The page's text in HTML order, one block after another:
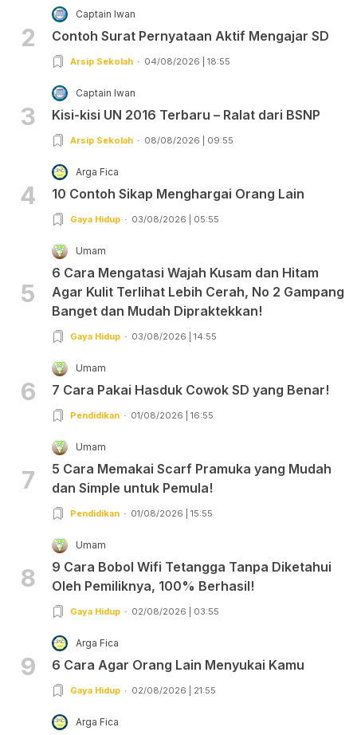
2
Captain Iwan
Contoh Surat Pernyataan Aktif Mengajar SD
Arsip Sekolah 04/08/2026 | 18:55
3
Captain Iwan
Kisi-kisi UN 2016 Terbaru – Ralat dari BSNP
Arsip Sekolah 08/08/2026 | 09:55
4
Arga Fica
10 Contoh Sikap Menghargai Orang Lain
Gaya Hidup 03/08/2026 | 05:55
5
Umam
6 Cara Mengatasi Wajah Kusam dan Hitam
Agar Kulit Terlihat Lebih Cerah, No 2 Gampang
Banget dan Mudah Dipraktekkan!
Gaya Hidup 03/08/2026 | 14:55
6
Umam
7 Cara Pakai Hasduk Cowok SD yang Benar!
Pendidikan 01/08/2026 | 16:55
7
Umam
5 Cara Memakai Scarf Pramuka yang Mudah
dan Simple untuk Pemula!
Pendidikan 01/08/2026 | 15:55
8
Umam
9 Cara Bobol Wifi Tetangga Tanpa Diketahui
Oleh Pemiliknya, 100% Berhasil!
Gaya Hidup 02/08/2026 | 03:55
9
Arga Fica
6 Cara Agar Orang Lain Menyukai Kamu
Gaya Hidup 02/08/2026 | 21:55
Arga Fica